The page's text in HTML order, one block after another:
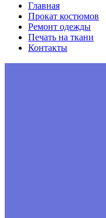
Главная
Прокат костюмов
Ремонт одежды
Печать на ткани
Контакты